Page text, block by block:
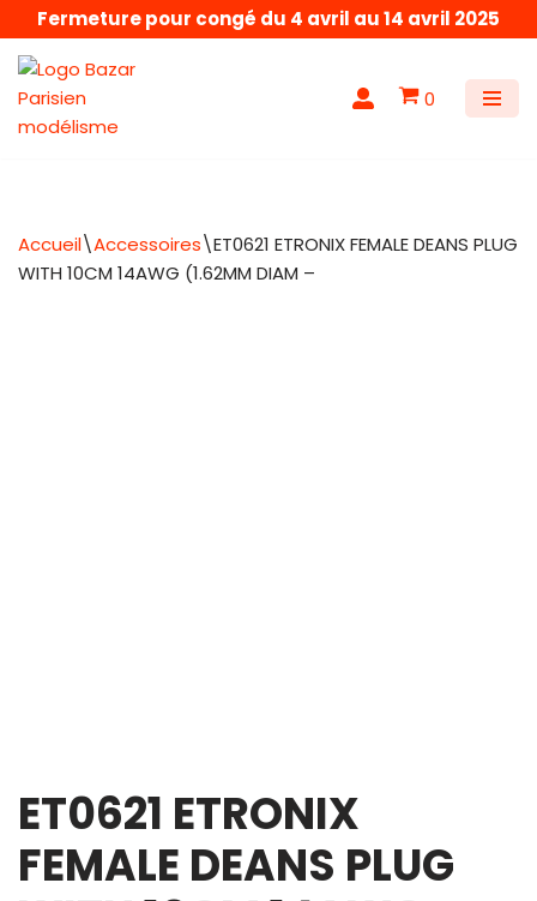
Aller
au
contenu
Fermeture pour congé du 4 avril au 14 avril 2025
0
Accueil\Accessoires\ET0621 ETRONIX FEMALE DEANS PLUG
WITH 10CM 14AWG (1.62MM DIAM –
ET0621 ETRONIX
FEMALE DEANS PLUG